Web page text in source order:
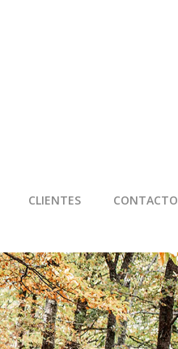
CLIENTES CONTACTO